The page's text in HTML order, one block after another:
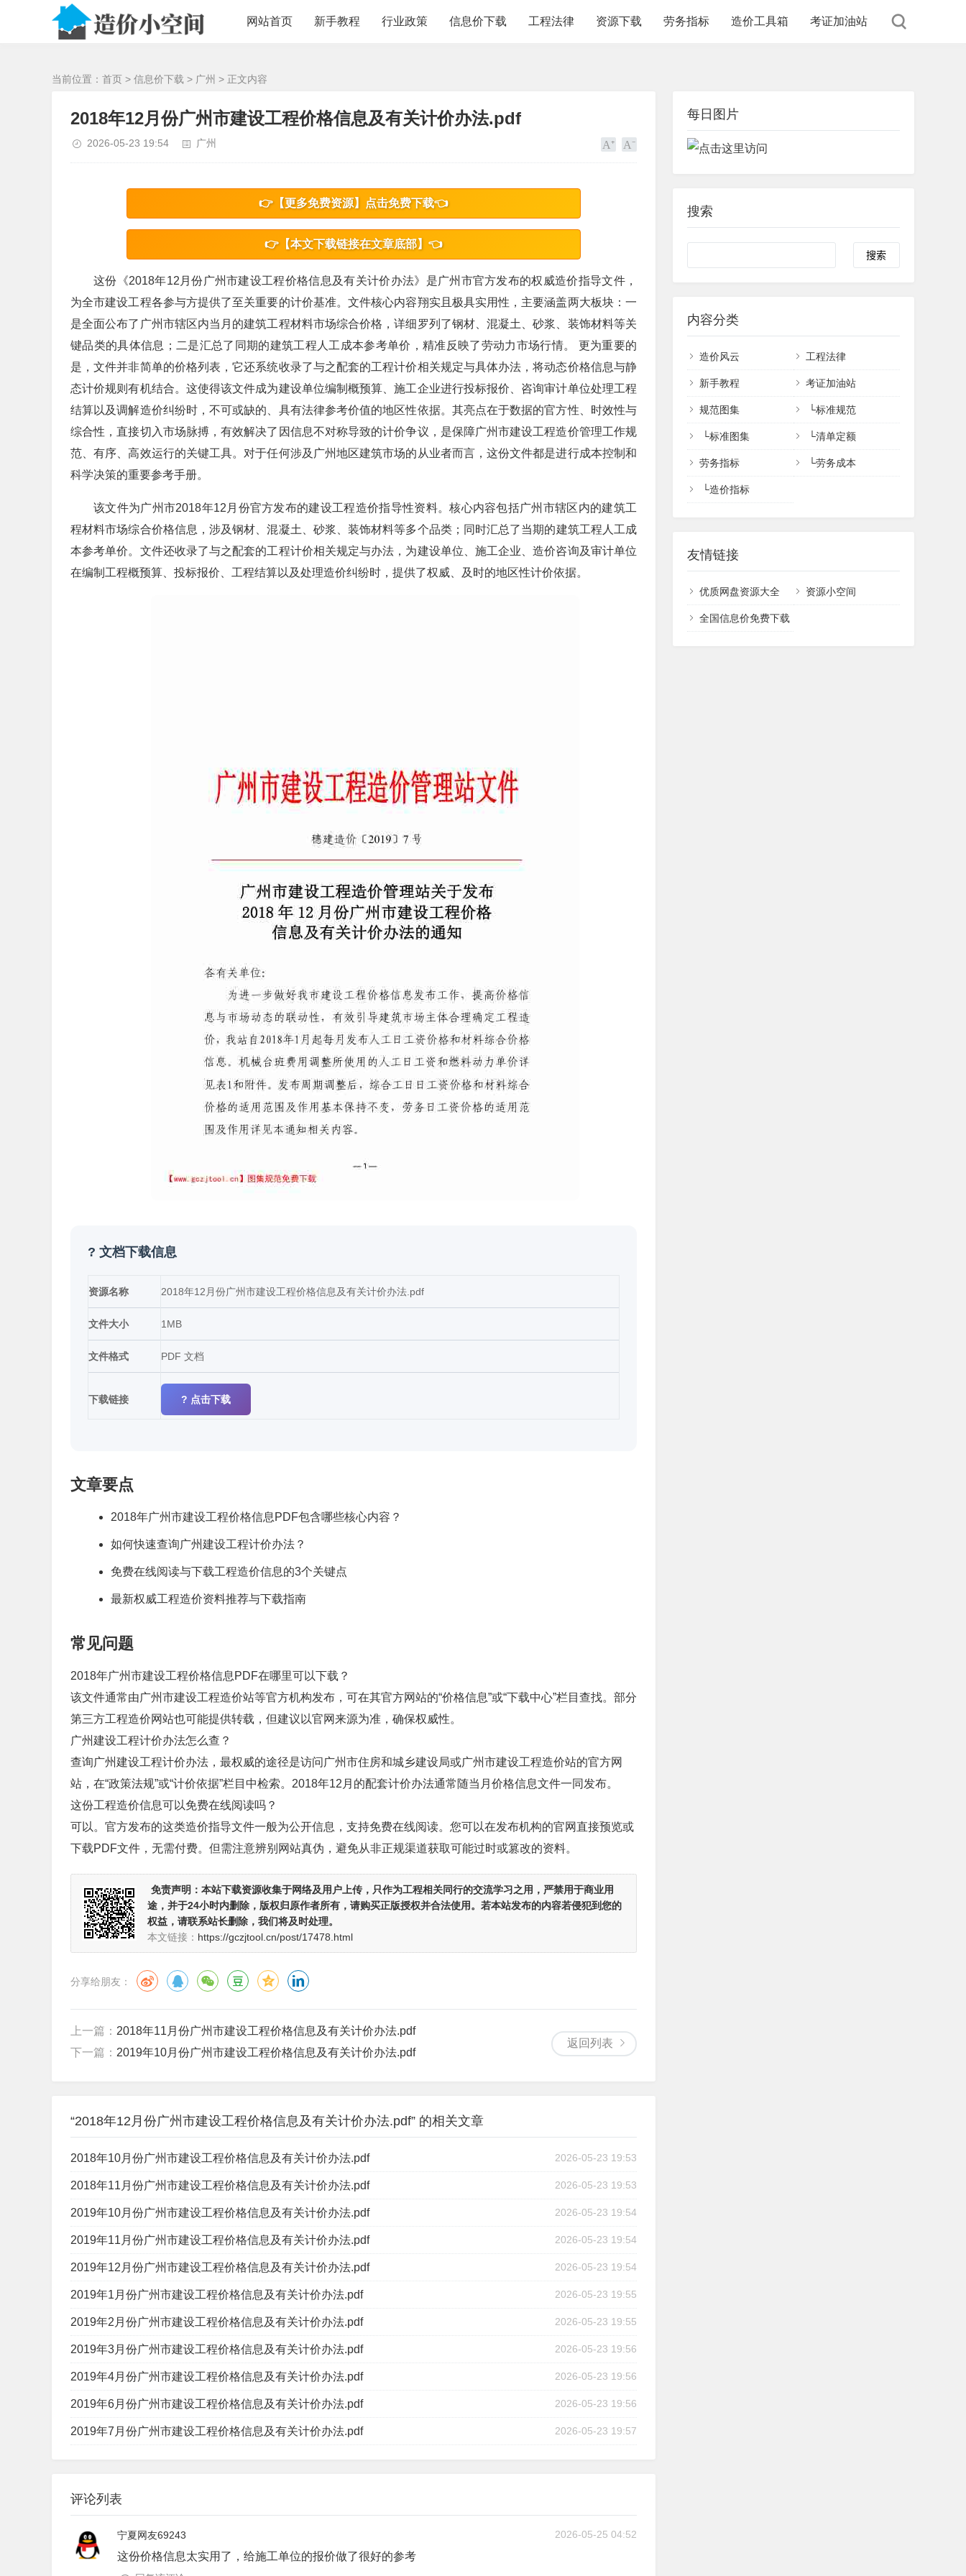
网站首页
新手教程 行业政策 信息价下载 工程法律 资源下载 劳务指标 造价工具箱 考证加油站
当前位置： 首页 > 信息价下载 > 广州 > 正文内容
2018年12月份广州市建设工程价格信息及有关计价办法.pdf
2026-05-23 19:54 广州
👉【更多免费资源】点击免费下载👈
👉【本文下载链接在文章底部】👈
这份《2018年12月份广州市建设工程价格信息及有关计价办法》是广州市官方发布的权威造价指导文件，
为全市建设工程各参与方提供了至关重要的计价基准。文件核心内容翔实且极具实用性，主要涵盖两大板块：一
是全面公布了广州市辖区内当月的建筑工程材料市场综合价格，详细罗列了钢材、混凝土、砂浆、装饰材料等关
键品类的具体信息；二是汇总了同期的建筑工程人工成本参考单价，精准反映了劳动力市场行情。 更为重要的
是，文件并非简单的价格列表，它还系统收录了与之配套的工程计价相关规定与具体办法，将动态价格信息与静
态计价规则有机结合。这使得该文件成为建设单位编制概预算、施工企业进行投标报价、咨询审计单位处理工程
结算以及调解造价纠纷时，不可或缺的、具有法律参考价值的地区性依据。其亮点在于数据的官方性、时效性与
综合性，直接切入市场脉搏，有效解决了因信息不对称导致的计价争议，是保障广州市建设工程造价管理工作规
范、有序、高效运行的关键工具。对于任何涉及广州地区建筑市场的从业者而言，这份文件都是进行成本控制和
科学决策的重要参考手册。
该文件为广州市2018年12月份官方发布的建设工程造价指导性资料。核心内容包括广州市辖区内的建筑工
程材料市场综合价格信息，涉及钢材、混凝土、砂浆、装饰材料等多个品类；同时汇总了当期的建筑工程人工成
本参考单价。文件还收录了与之配套的工程计价相关规定与办法，为建设单位、施工企业、造价咨询及审计单位
在编制工程概预算、投标报价、工程结算以及处理造价纠纷时，提供了权威、及时的地区性计价依据。
? 文档下载信息
资源名称 2018年12月份广州市建设工程价格信息及有关计价办法.pdf
文件大小 1MB
文件格式 PDF 文档
下载链接 ? 点击下载
文章要点
2018年广州市建设工程价格信息PDF包含哪些核心内容？
如何快速查询广州建设工程计价办法？
免费在线阅读与下载工程造价信息的3个关键点
最新权威工程造价资料推荐与下载指南
常见问题
2018年广州市建设工程价格信息PDF在哪里可以下载？
该文件通常由广州市建设工程造价站等官方机构发布，可在其官方网站的“价格信息”或“下载中心”栏目查找。部分
第三方工程造价网站也可能提供转载，但建议以官网来源为准，确保权威性。
广州建设工程计价办法怎么查？
查询广州建设工程计价办法，最权威的途径是访问广州市住房和城乡建设局或广州市建设工程造价站的官方网
站，在“政策法规”或“计价依据”栏目中检索。2018年12月的配套计价办法通常随当月价格信息文件一同发布。
这份工程造价信息可以免费在线阅读吗？
可以。官方发布的这类造价指导文件一般为公开信息，支持免费在线阅读。您可以在发布机构的官网直接预览或
下载PDF文件，无需付费。但需注意辨别网站真伪，避免从非正规渠道获取可能过时或篡改的资料。
免责声明： 本站下载资源收集于网络及用户上传， 只作为工程相关同行的交流学习之用 ，严禁用于商业用
途，并于24小时内删除，版权归原作者所有，请购买正版授权并合法使用。若本站发布的内容若侵犯到您的
权益，请联系站长删除，我们将及时处理。
本文链接： https://gczjtool.cn/post/17478.html
分享给朋友：
返回列表
上一篇： 2018年11月份广州市建设工程价格信息及有关计价办法.pdf
下一篇： 2019年10月份广州市建设工程价格信息及有关计价办法.pdf
“2018年12月份广州市建设工程价格信息及有关计价办法.pdf” 的相关文章
2018年10月份广州市建设工程价格信息及有关计价办法.pdf 2026-05-23 19:53
2018年11月份广州市建设工程价格信息及有关计价办法.pdf 2026-05-23 19:53
2019年10月份广州市建设工程价格信息及有关计价办法.pdf 2026-05-23 19:54
2019年11月份广州市建设工程价格信息及有关计价办法.pdf 2026-05-23 19:54
2019年12月份广州市建设工程价格信息及有关计价办法.pdf 2026-05-23 19:54
2019年1月份广州市建设工程价格信息及有关计价办法.pdf 2026-05-23 19:55
2019年2月份广州市建设工程价格信息及有关计价办法.pdf 2026-05-23 19:55
2019年3月份广州市建设工程价格信息及有关计价办法.pdf 2026-05-23 19:56
2019年4月份广州市建设工程价格信息及有关计价办法.pdf 2026-05-23 19:56
2019年6月份广州市建设工程价格信息及有关计价办法.pdf 2026-05-23 19:56
2019年7月份广州市建设工程价格信息及有关计价办法.pdf 2026-05-23 19:57
评论列表
宁夏网友69243 2026-05-25 04:52
这份价格信息太实用了，给施工单位的报价做了很好的参考
每日图片
搜索
内容分类
造价风云 工程法律
新手教程 考证加油站
规范图集 └标准规范
└标准图集 └清单定额
劳务指标 └劳务成本
└造价指标
友情链接
优质网盘资源大全 资源小空间
全国信息价免费下载